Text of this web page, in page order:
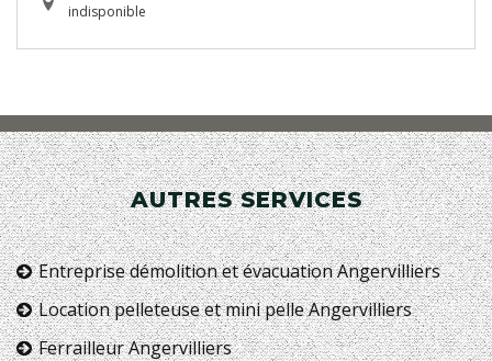
indisponible
AUTRES SERVICES
Entreprise démolition et évacuation Angervilliers
Location pelleteuse et mini pelle Angervilliers
Ferrailleur Angervilliers